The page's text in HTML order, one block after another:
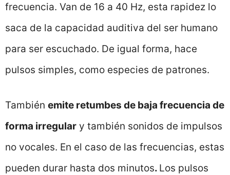
frecuencia. Van de 16 a 40 Hz, esta rapidez lo
saca de la capacidad auditiva del ser humano
para ser escuchado. De igual forma, hace
pulsos simples, como especies de patrones.
También emite retumbes de baja frecuencia de
forma irregular y también sonidos de impulsos
no vocales. En el caso de las frecuencias, estas
pueden durar hasta dos minutos. Los pulsos